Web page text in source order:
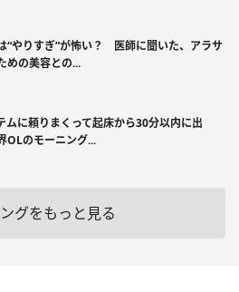
“やりすぎ”が怖い？ 医師に聞いた、アラサ
めの美容との...
ムに頼りまくって起床から30分以内に出
のモーニング...
グをもっと見る